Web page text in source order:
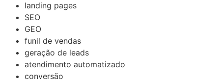
landing pages
SEO
GEO
funil de vendas
geração de leads
atendimento automatizado
conversão